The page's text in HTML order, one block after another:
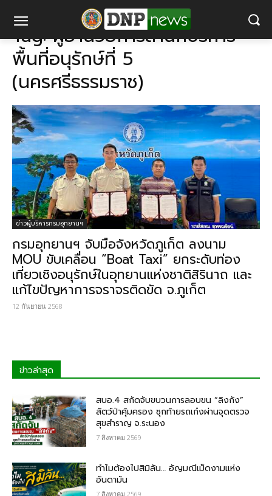
ผู้อำนวยการสำนักบริหารพื้นที่อนุรักษ์ที่ 5 (นครศรีธรรมราช)
Tag:ผู้อำนวยการสำนักบริหาร
พื้นที่อนุรักษ์ที่ 5
(นครศรีธรรมราช)
ข่าวผู้บริหารกรมอุทยานฯ
กรมอุทยานฯ จับมือจังหวัดภูเก็ต ลงนาม
MOU ขับเคลื่อน “Boat Taxi” ยกระดับท่อง
เที่ยวเชิงอนุรักษ์ในอุทยานแห่งชาติสิรินาถ และ
แก้ไขปัญหาการจราจรติดขัด จ.ภูเก็ต
12 กันยายน 2568
ข่าวล่าสุด
สบอ.4 สกัดจับขบวนการลอบขน “ลิงกัง”
สัตว์ป่าคุ้มครอง ซุกท้ายรถเก๋งผ่านจุดตรวจ
สุขสำราญ จ.ระนอง
7 สิงหาคม 2569
ทำไมต้องไปสิมิลัน… อัญมณีเม็ดงามแห่ง
อันดามัน
7 สิงหาคม 2569